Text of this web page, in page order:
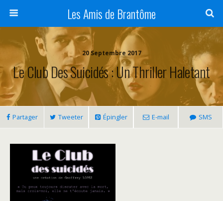
Les Amis de Brantôme
20 Septembre 2017
Le Club Des Suicidés : Un Thriller Haletant
Partager Tweeter Épingler E-mail SMS